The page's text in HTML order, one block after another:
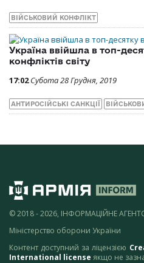
ВІЙСЬКОВИЙ КОНФЛІКТ
Україна ввійшла в топ-
конфліктів світу
17:02 Субота 28 Грудня, 2019
АНТИРОСІЙСЬКІ САНКЦІЇ
© 2018 - 2026, ІНФОРМАЦІЙНЕ
Міністерство оборони України
Контент доступний за ліцензією
International license якщо не